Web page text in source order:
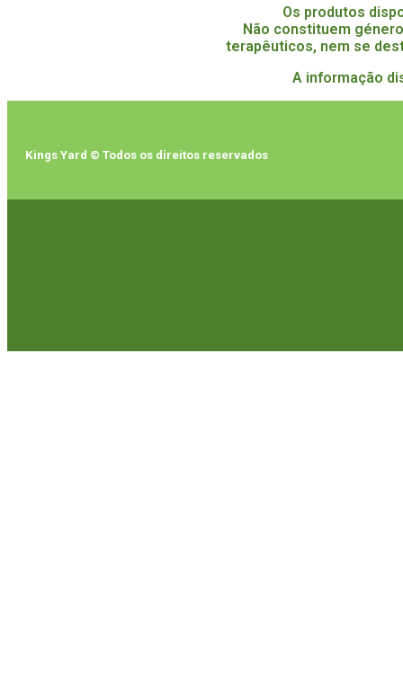
Os produtos
Não constituem
terapêuticos, nem se
A informação
Kings Yard © Todos os direitos reservados